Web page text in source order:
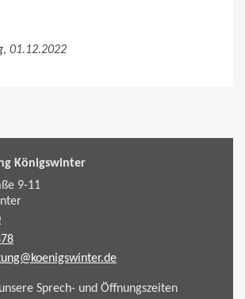
01.12.2022
Königswinter
9-11
Sprech- und Öffnungszeiten